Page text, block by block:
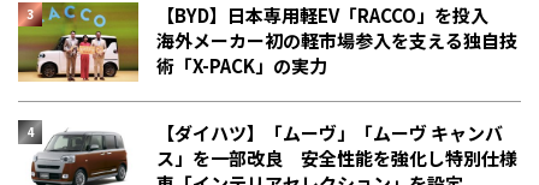
【BYD】日本専用軽EV「RACCO」を投入
海外メーカー初の軽市場参入を支える独自技
術「X-PACK」の実力
【ダイハツ】「ムーヴ」「ムーヴ キャンバ
ス」を一部改良 安全性能を強化し特別仕様